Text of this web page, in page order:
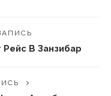
Рейс В Занзибар